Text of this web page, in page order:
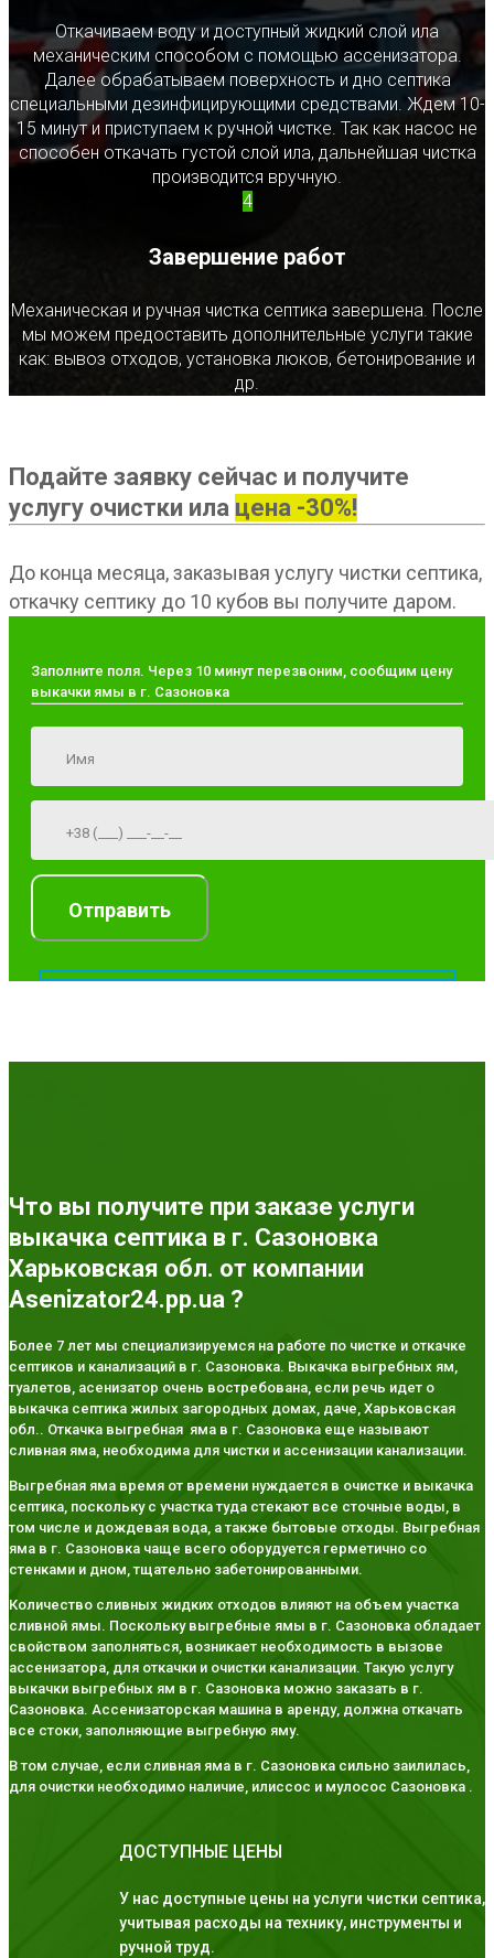
Откачиваем воду и доступный жидкий слой ила
механическим способом с помощью ассенизатора.
Далее обрабатываем поверхность и дно септика
специальными дезинфицирующими средствами. Ждем 10-
15 минут и приступаем к ручной чистке. Так как насос не
способен откачать густой слой ила, дальнейшая чистка
производится вручную.
4
Завершение работ
Механическая и ручная чистка септика завершена. После
мы можем предоставить дополнительные услуги такие
как: вывоз отходов, установка люков, бетонирование и
др.
Подайте заявку сейчас и получите
услугу очистки ила цена -30%!
До конца месяца, заказывая услугу чистки септика,
откачку септику до 10 кубов вы получите даром.
Заполните поля. Через 10 минут перезвоним, сообщим цену
выкачки ямы в г. Сазоновка
Что вы получите при заказе услуги
выкачка септика в г. Сазоновка
Харьковская обл. от компании
Asenizator24.pp.ua ?
Более 7 лет мы специализируемся на работе по чистке и откачке
септиков и канализаций в г. Сазоновка. Выкачка выгребных ям,
туалетов, асенизатор очень востребована, если речь идет о
выкачка септика жилых загородных домах, даче, Харьковская
обл.. Откачка выгребная яма в г. Сазоновка еще называют
сливная яма, необходима для чистки и ассенизации канализации.
Выгребная яма время от времени нуждается в очистке и выкачка
септика, поскольку с участка туда стекают все сточные воды, в
том числе и дождевая вода, а также бытовые отходы. Выгребная
яма в г. Сазоновка чаще всего оборудуется герметично со
стенками и дном, тщательно забетонированными.
Количество сливных жидких отходов влияют на объем участка
сливной ямы. Поскольку выгребные ямы в г. Сазоновка обладает
свойством заполняться, возникает необходимость в вызове
ассенизатора, для откачки и очистки канализации. Такую услугу
выкачки выгребных ям в г. Сазоновка можно заказать в г.
Сазоновка. Ассенизаторская машина в аренду, должна откачать
все стоки, заполняющие выгребную яму.
В том случае, если сливная яма в г. Сазоновка сильно заилилась,
для очистки необходимо наличие, илиссос и мулосос Сазоновка .
ДОСТУПНЫЕ ЦЕНЫ
У нас доступные цены на услуги чистки септика,
учитывая расходы на технику, инструменты и
ручной труд.